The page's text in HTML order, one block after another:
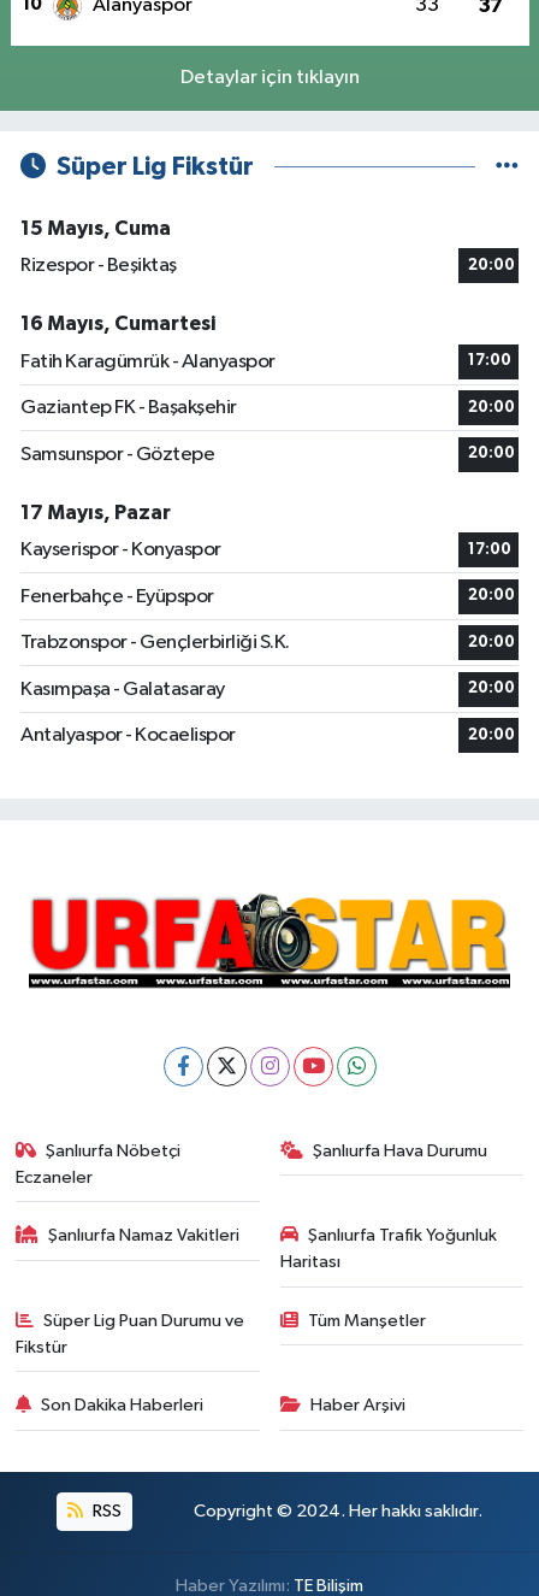
10 Alanyaspor 33 37
Detaylar için tıklayın
Süper Lig Fikstür
15 Mayıs, Cuma
Rizespor - Beşiktaş
20:00
16 Mayıs, Cumartesi
Fatih Karagümrük - Alanyaspor
17:00
Gaziantep FK - Başakşehir 20:00
Samsunspor - Göztepe 20:00
17 Mayıs, Pazar
Kayserispor - Konyaspor
17:00
Fenerbahçe - Eyüpspor 20:00
Trabzonspor - Gençlerbirliği S.K. 20:00
Kasımpaşa - Galatasaray 20:00
Antalyaspor - Kocaelispor 20:00
Şanlıurfa Nöbetçi
Eczaneler
Şanlıurfa Hava Durumu
Şanlıurfa Namaz Vakitleri
Şanlıurfa Trafik Yoğunluk
Haritası
Süper Lig Puan Durumu ve
Fikstür
Tüm Manşetler
Son Dakika Haberleri Haber Arşivi
RSS Copyright © 2024. Her hakkı saklıdır.
Haber Yazılımı: TE Bilişim